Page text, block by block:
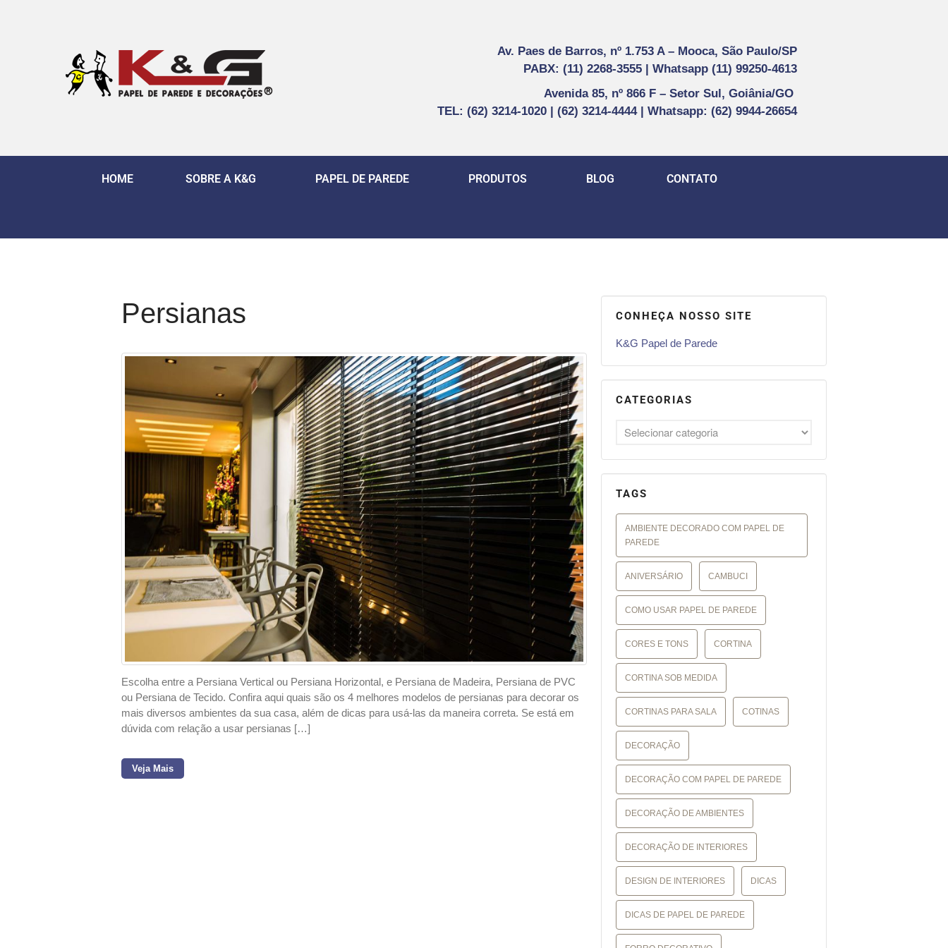
Av. Paes de Barros, nº 1.753 A – Mooca, São Paulo/SP
PABX: (11) 2268-3555 | Whatsapp (11) 99250-4613
Avenida 85, nº 866 F – Setor Sul, Goiânia/GO
TEL: (62) 3214-1020 | (62) 3214-4444 | Whatsapp: (62) 9944-26654
HOME SOBRE A K&G PAPEL DE PAREDE PRODUTOS BLOG CONTATO
Persianas
Escolha entre a Persiana Vertical ou Persiana Horizontal, e Persiana de Madeira, Persiana de PVC
ou Persiana de Tecido. Confira aqui quais são os 4 melhores modelos de persianas para decorar os
mais diversos ambientes da sua casa, além de dicas para usá-las da maneira correta. Se está em
dúvida com relação a usar persianas […]
Veja Mais
CONHEÇA NOSSO SITE
K&G Papel de Parede
CATEGORIAS
TAGS
AMBIENTE DECORADO COM PAPEL DE
PAREDE
ANIVERSÁRIO CAMBUCI
COMO USAR PAPEL DE PAREDE
CORES E TONS CORTINA
CORTINA SOB MEDIDA
CORTINAS PARA SALA COTINAS
DECORAÇÃO
DECORAÇÃO COM PAPEL DE PAREDE
DECORAÇÃO DE AMBIENTES
DECORAÇÃO DE INTERIORES
DESIGN DE INTERIORES DICAS
DICAS DE PAPEL DE PAREDE